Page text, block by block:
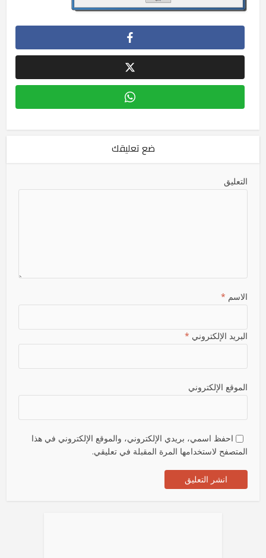
ضع تعليقك
التعليق
الاسم *
البريد الإلكتروني *
الموقع الإلكتروني
احفظ اسمي، بريدي الإلكتروني، والموقع الإلكتروني في هذا
المتصفح لاستخدامها المرة المقبلة في تعليقي.